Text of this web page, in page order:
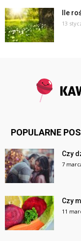
Ile
13
POPULARNE
Czy
7
Czy
11